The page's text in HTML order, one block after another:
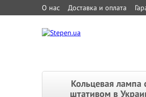
О нас Доставка и оплата
Кольцевая лампа
штативом в